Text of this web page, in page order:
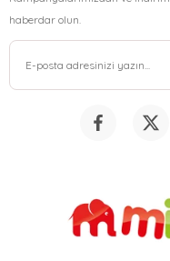
haberdar olun.